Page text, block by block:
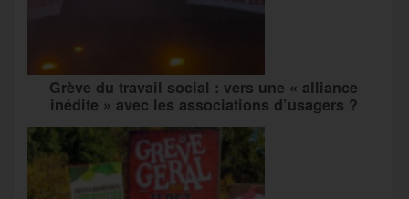
Grève du travail social : vers une « alliance
inédite » avec les associations d’usagers ?